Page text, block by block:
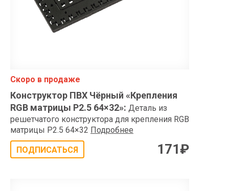
Скоро в продаже
Конструктор ПВХ Чёрный «Крепления
RGB матрицы P2.5 64×32»: Деталь из
решетчатого конструктора для крепления RGB
матрицы P2.5 64×32 Подробнее
ПОДПИСАТЬСЯ 171₽